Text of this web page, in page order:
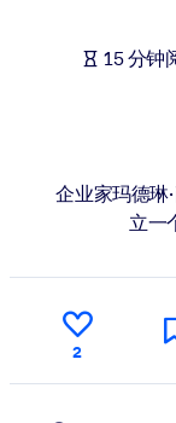
面向人工智能
15 分钟
企业家玛德琳
立一
2